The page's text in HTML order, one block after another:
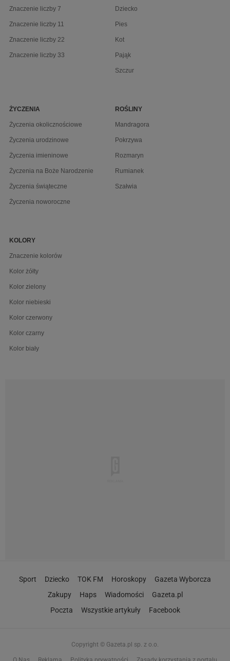
Znaczenie liczby 7
Znaczenie liczby 11
Znaczenie liczby 22
Znaczenie liczby 33
Dziecko
Pies
Kot
Pająk
Szczur
ŻYCZENIA
Życzenia okolicznościowe
Życzenia urodzinowe
Życzenia imieninowe
Życzenia na Boże Narodzenie
Życzenia świąteczne
Życzenia noworoczne
ROŚLINY
Mandragora
Pokrzywa
Rozmaryn
Rumianek
Szałwia
KOLORY
Znaczenie kolorów
Kolor żółty
Kolor zielony
Kolor niebieski
Kolor czerwony
Kolor czarny
Kolor biały
Sport Dziecko TOK FM Horoskopy
Gazeta Wyborcza
Zakupy
Haps Wiadomości
Gazeta.pl
Poczta
Wszystkie artykuły Facebook
Copyright © Gazeta.pl sp. z o.o.